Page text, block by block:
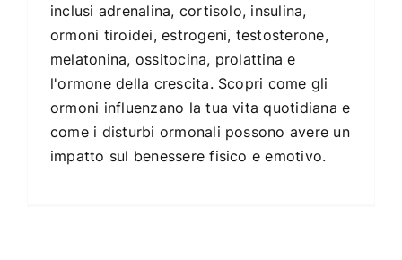
inclusi adrenalina, cortisolo, insulina,
ormoni tiroidei, estrogeni, testosterone,
melatonina, ossitocina, prolattina e
l'ormone della crescita. Scopri come gli
ormoni influenzano la tua vita quotidiana e
come i disturbi ormonali possono avere un
impatto sul benessere fisico e emotivo.